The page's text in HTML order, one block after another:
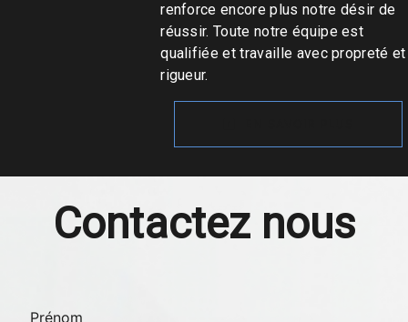
renforce encore plus notre désir de
réussir. Toute notre équipe est
qualifiée et travaille avec propreté et
rigueur.
Contactez nous